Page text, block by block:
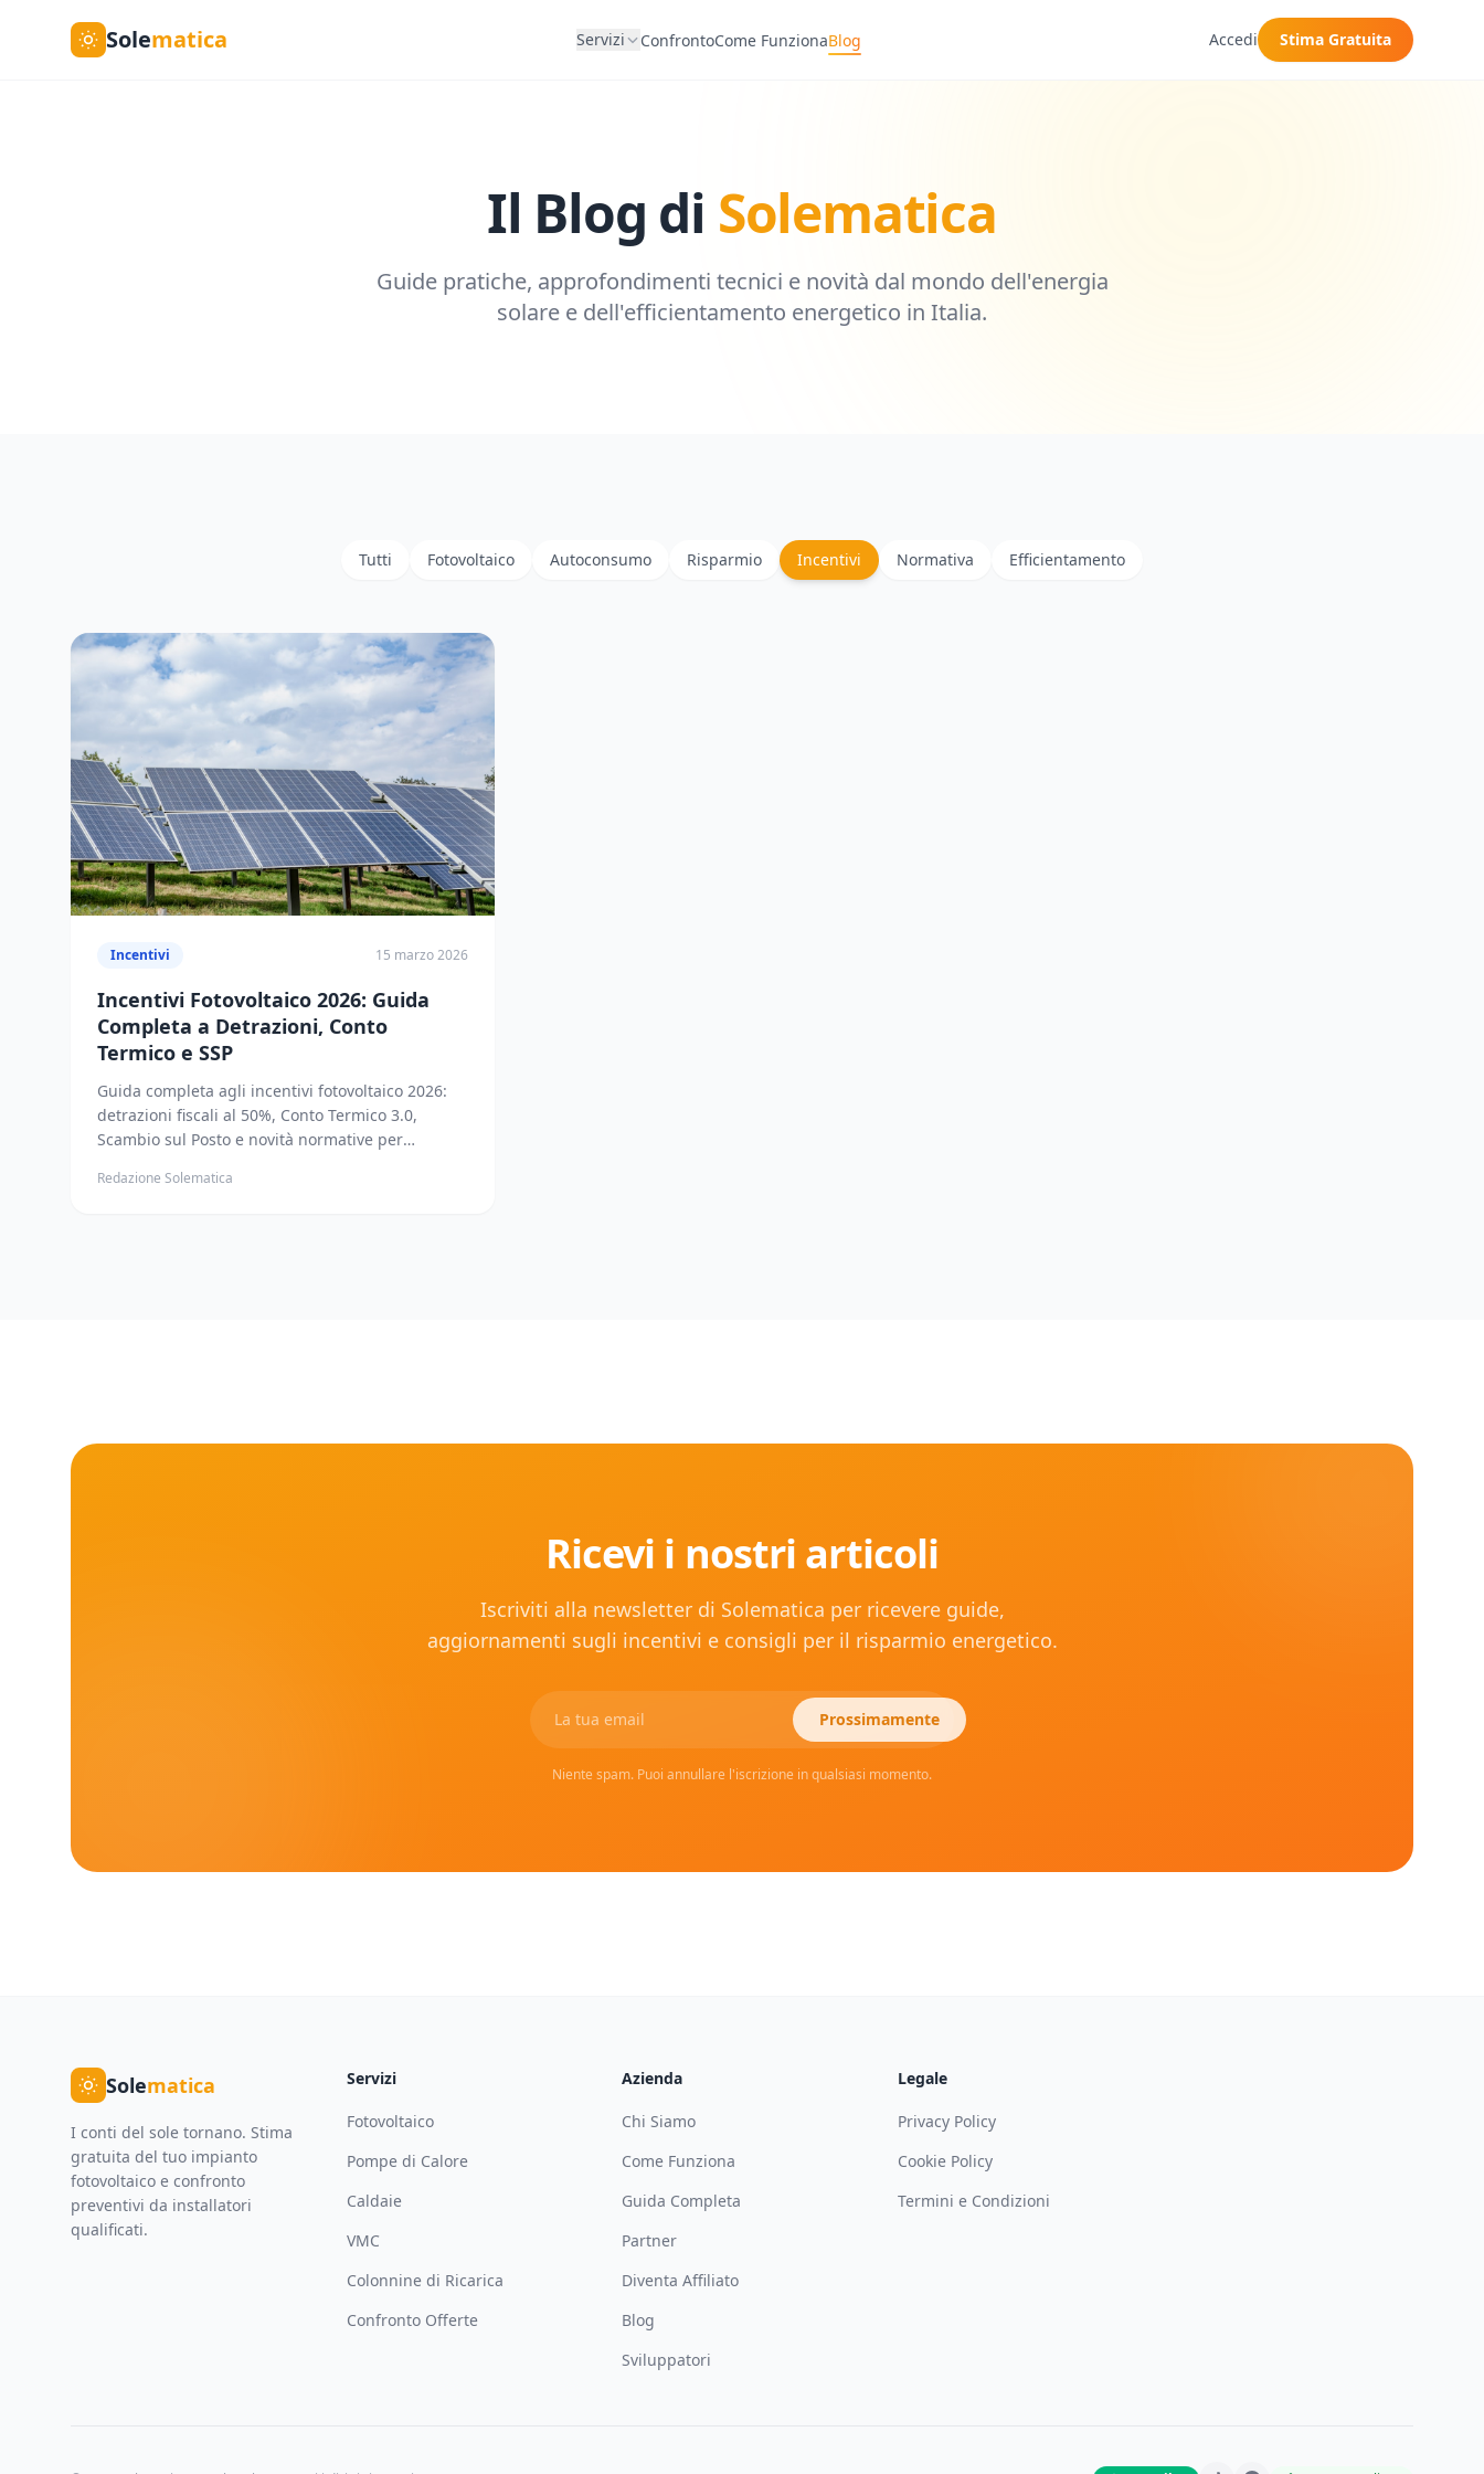
Solematica Servizi ConfrontoCome FunzionaBlog Accedi Stima Gratuita
Il Blog di Solematica
Guide pratiche, approfondimenti tecnici e novità dal mondo dell'energia
solare e dell'efficientamento energetico in Italia.
Tutti Fotovoltaico Autoconsumo Risparmio Incentivi Normativa Efficientamento
Incentivi 15 marzo 2026
Incentivi Fotovoltaico 2026: Guida
Completa a Detrazioni, Conto
Termico e SSP
Guida completa agli incentivi fotovoltaico 2026:
detrazioni fiscali al 50%, Conto Termico 3.0,
Scambio sul Posto e novità normative per
Redazione Solematica
Ricevi i nostri articoli
Iscriviti alla newsletter di Solematica per ricevere guide,
aggiornamenti sugli incentivi e consigli per il risparmio energetico.
Prossimamente
Niente spam. Puoi annullare l'iscrizione in qualsiasi momento.
Solematica
I conti del sole tornano. Stima
gratuita del tuo impianto
fotovoltaico e confronto
preventivi da installatori
qualificati.
Servizi
Fotovoltaico
Pompe di Calore
Caldaie
VMC
Colonnine di Ricarica
Confronto Offerte
Azienda
Chi Siamo
Come Funziona
Guida Completa
Partner
Diventa Affiliato
Blog
Sviluppatori
Legale
Privacy Policy
Cookie Policy
Termini e Condizioni